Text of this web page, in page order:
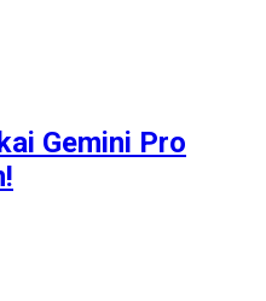
Gemini Pro